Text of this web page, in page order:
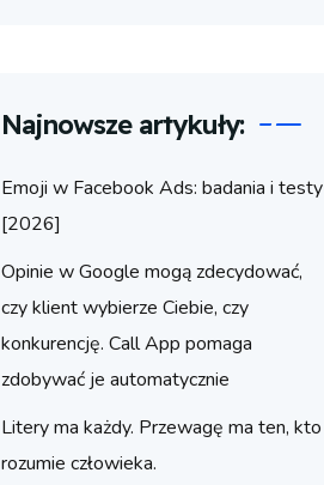
Najnowsze artykuły:
Emoji w Facebook Ads: badania i testy
[2026]
Opinie w Google mogą zdecydować,
czy klient wybierze Ciebie, czy
konkurencję. Call App pomaga
zdobywać je automatycznie
Litery ma każdy. Przewagę ma ten, kto
rozumie człowieka.